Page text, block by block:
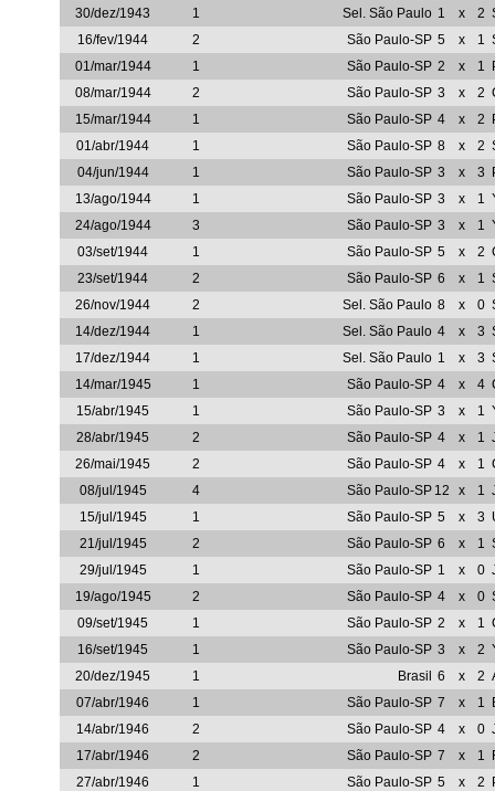
30/dez/1943
1 Sel. São Paulo 1 x 2
16/fev/1944
2 São Paulo-SP 5 x 1
01/mar/1944
1 São Paulo-SP 2 x 1
08/mar/1944
2 São Paulo-SP 3 x 2
15/mar/1944
1 São Paulo-SP 4 x 2
01/abr/1944
1 São Paulo-SP 8 x 2
04/jun/1944
1 São Paulo-SP 3 x 3
13/ago/1944
1 São Paulo-SP 3 x 1
24/ago/1944
3 São Paulo-SP 3 x 1
03/set/1944
1 São Paulo-SP 5 x 2
23/set/1944
2 São Paulo-SP 6 x 1
26/nov/1944
2 Sel. São Paulo 8 x 0
14/dez/1944
1 Sel. São Paulo 4 x 3
17/dez/1944
1 Sel. São Paulo 1 x 3
14/mar/1945
1 São Paulo-SP 4 x 4
15/abr/1945
1 São Paulo-SP 3 x 1
28/abr/1945
2 São Paulo-SP 4 x 1
26/mai/1945
2 São Paulo-SP 4 x 1
08/jul/1945
4 São Paulo-SP 12 x 1
15/jul/1945
1 São Paulo-SP 5 x 3
21/jul/1945
2 São Paulo-SP 6 x 1
29/jul/1945
1 São Paulo-SP 1 x 0
19/ago/1945
2 São Paulo-SP 4 x 0
09/set/1945
1 São Paulo-SP 2 x 1
16/set/1945
1 São Paulo-SP 3 x 2
20/dez/1945
1 Brasil 6 x 2
07/abr/1946
1 São Paulo-SP 7 x 1
14/abr/1946
2 São Paulo-SP 4 x 0
17/abr/1946
2 São Paulo-SP 7 x 1
27/abr/1946
1 São Paulo-SP 5 x 2